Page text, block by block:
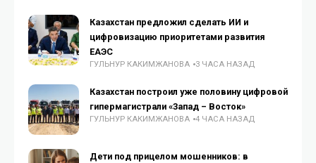
Казахстан предложил сделать ИИ и
цифровизацию приоритетами развития
ЕАЭС
ГУЛЬНУР КАКИМЖАНОВА 3 ЧАСА НАЗАД
Казахстан построил уже половину цифровой
гипермагистрали «Запад – Восток»
ГУЛЬНУР КАКИМЖАНОВА 4 ЧАСА НАЗАД
Дети под прицелом мошенников: в